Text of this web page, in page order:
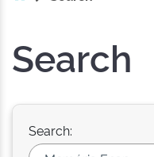
Search
Search: